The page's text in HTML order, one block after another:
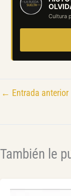
Cultura
← Entrada anterior
También le